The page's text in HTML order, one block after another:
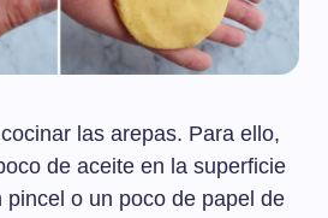
las arepas. Para ello,
de aceite en la superficie
pincel o un poco de papel de